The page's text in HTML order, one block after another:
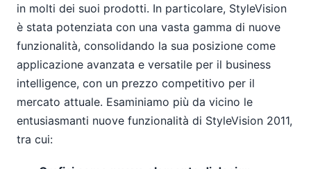
in molti dei suoi prodotti. In particolare, StyleVision
è stata potenziata con una vasta gamma di nuove
funzionalità, consolidando la sua posizione come
applicazione avanzata e versatile per il business
intelligence, con un prezzo competitivo per il
mercato attuale. Esaminiamo più da vicino le
entusiasmanti nuove funzionalità di StyleVision 2011,
tra cui: